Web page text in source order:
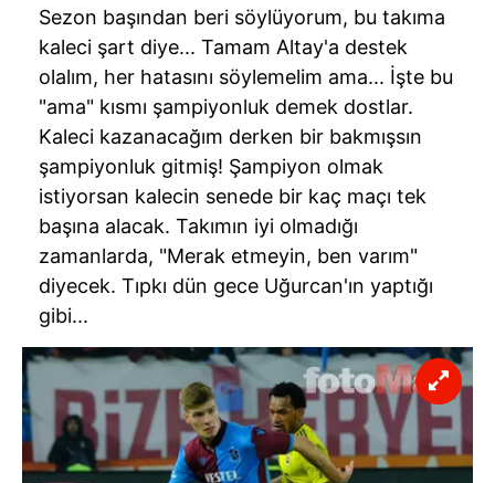
Sezon başından beri söylüyorum, bu takıma
kaleci şart diye... Tamam Altay'a destek
olalım, her hatasını söylemelim ama... İşte bu
"ama" kısmı şampiyonluk demek dostlar.
Kaleci kazanacağım derken bir bakmışsın
şampiyonluk gitmiş! Şampiyon olmak
istiyorsan kalecin senede bir kaç maçı tek
başına alacak. Takımın iyi olmadığı
zamanlarda, "Merak etmeyin, ben varım"
diyecek. Tıpkı dün gece Uğurcan'ın yaptığı
gibi...